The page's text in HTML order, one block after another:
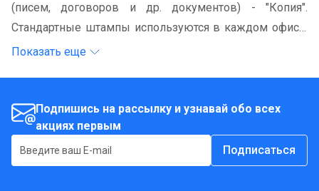
(писем, договоров и др. документов) - "Копия".
Стандартные штампы используются в каждом офисе:
в бухгалтерии, у секретаря, работниками склада, в
Имеет оттиск синего цвета и легкую замену подушки
с помощью кнопочного механизма.
Показать еще
Подпишись на рассылку и узнавай обо всех
акциях первым
Подписаться